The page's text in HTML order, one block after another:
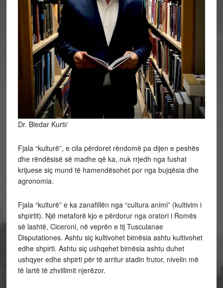
Dr. Bledar Kurti/
Fjala “kulturë”, e cila përdoret rëndomë pa dijen e peshës
dhe rëndësisë së madhe që ka, nuk rrjedh nga fushat
krijuese siç mund të hamendësohet por nga bujqësia dhe
agronomia.
Fjala “kulturë” e ka zanafillën nga “cultura animi” (kultivim i
shpirtit). Një metaforë kjo e përdorur nga oratori i Romës
së lashtë, Ciceroni, në veprën e tij Tusculanae
Disputationes. Ashtu siç kultivohet bimësia ashtu kultivohet
edhe shpirti. Ashtu siç ushqehet bimësia ashtu duhet
ushqyer edhe shpirti për të arritur stadin frutor, nivelin më
të lartë të zhvillimit njerëzor.